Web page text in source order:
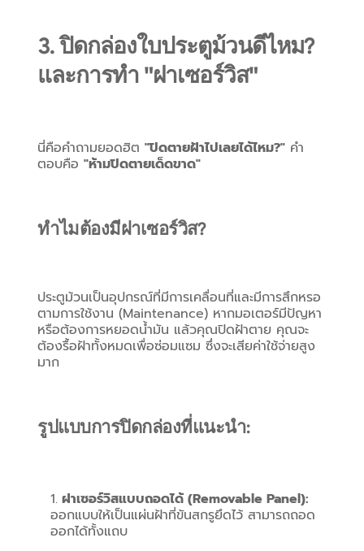
3. ปิดกล่องใบประตูม้วนดีไหม?
และการทำ "ฝาเซอร์วิส"
นี่คือคำถามยอดฮิต "ปิดตายฝ้าไปเลยได้ไหม?" คำ
ตอบคือ "ห้ามปิดตายเด็ดขาด"
ทำไมต้องมีฝาเซอร์วิส?
ประตูม้วนเป็นอุปกรณ์ที่มีการเคลื่อนที่และมีการสึกหรอ
ตามการใช้งาน (Maintenance) หากมอเตอร์มีปัญหา
หรือต้องการหยอดน้ำมัน แล้วคุณปิดฝ้าตาย คุณจะ
ต้องรื้อฝ้าทั้งหมดเพื่อซ่อมแซม ซึ่งจะเสียค่าใช้จ่ายสูง
มาก
รูปแบบการปิดกล่องที่แนะนำ:
ฝาเซอร์วิสแบบถอดได้ (Removable Panel):
ออกแบบให้เป็นแผ่นฝ้าที่ขันสกรูยึดไว้ สามารถถอด
ออกได้ทั้งแถบ